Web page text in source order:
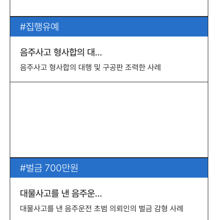
집행유예
음주사고 형사합의 대…
음주사고 형사합의 대행 및 구공판 조력한 사례
벌금 700만원
대물사고를 낸 음주운…
대물사고를 낸 음주운전 초범 의뢰인의 벌금 감형 사례